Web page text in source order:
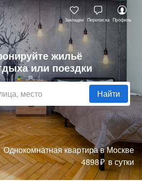
Закладки Переписка Профиль
жильё
или поездки
Найти
Однокомнатная квартирав Москве
4898₽ в сутки